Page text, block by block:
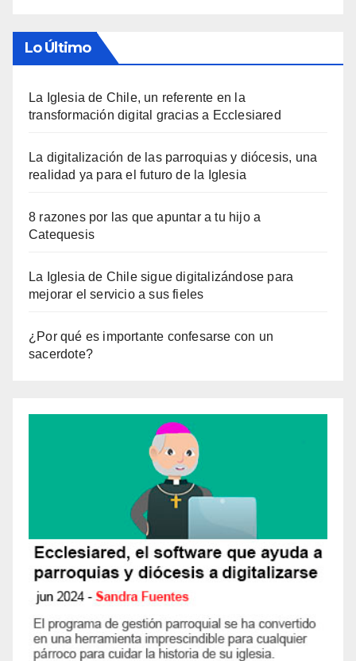
Lo Último
La Iglesia de Chile, un referente en la
transformación digital gracias a Ecclesiared
La digitalización de las parroquias y diócesis, una
realidad ya para el futuro de la Iglesia
8 razones por las que apuntar a tu hijo a
Catequesis
La Iglesia de Chile sigue digitalizándose para
mejorar el servicio a sus fieles
¿Por qué es importante confesarse con un
sacerdote?